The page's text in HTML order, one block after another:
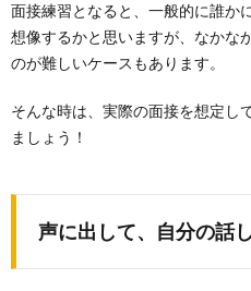
面接練習となると、一般的に誰か
想像するかと思いますが、なかな
のが難しいケースもあります。
そんな時は、実際の面接を想定し
ましょう！
声に出して、自分の話